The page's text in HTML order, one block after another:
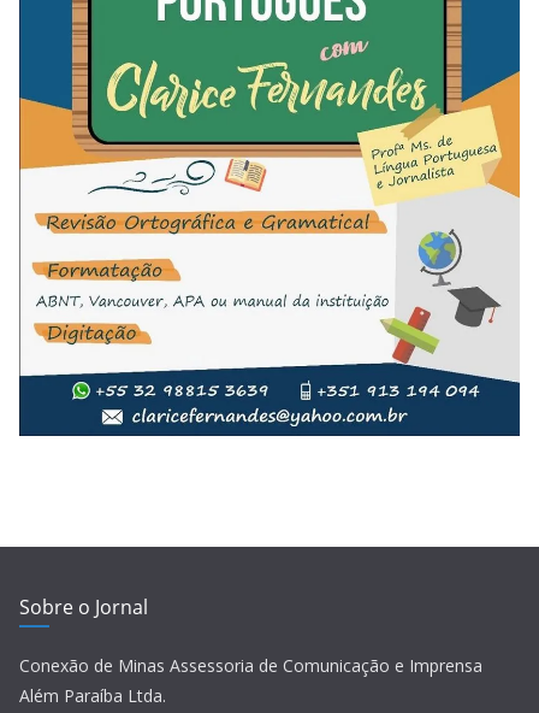
Sobre o Jornal
Conexão de Minas Assessoria de Comunicação e Imprensa
Além Paraíba Ltda.